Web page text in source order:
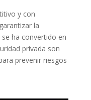
y con
la
ha convertido en
privada son
prevenir riesgos